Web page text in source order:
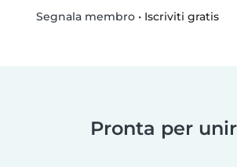
Segnala membro• Iscriviti gratis
Pronta per